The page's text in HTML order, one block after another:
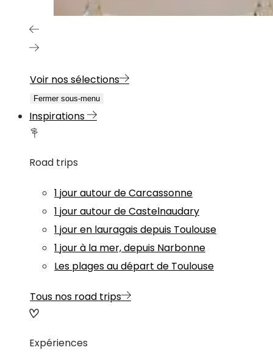
Voir nos sélections
Fermer sous-menu
Inspirations
Road trips
1 jour autour de Carcassonne
1 jour autour de Castelnaudary
1 jour en lauragais depuis Toulouse
1 jour à la mer, depuis Narbonne
Les plages au départ de Toulouse
Tous nos road trips
Expériences